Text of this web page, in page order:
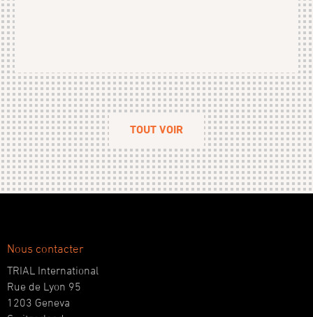
TOUT VOIR
Nous contacter
TRIAL International
Rue de Lyon 95
1203 Geneva